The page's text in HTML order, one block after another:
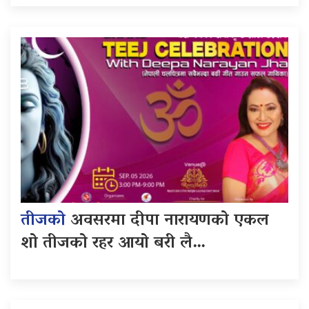
तीजकोअवसरमा दीपा नारायणको एकल
शो तीजको रहर आयो बरी लै…